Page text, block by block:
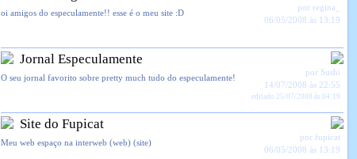
por regina_
06/05/2008 às 13:19
oi amigos do especulamente!! esse é o meu site :D
por Sushi
14/07/2008 às 22:55
editado 25/07/2008 às 04:19
Jornal Especulamente
O seu jornal favorito sobre pretty much tudo do especulamente!
por fupicat
06/05/2008 às 13:19
Site do Fupicat
Meu web espaço na interweb (web) (site)